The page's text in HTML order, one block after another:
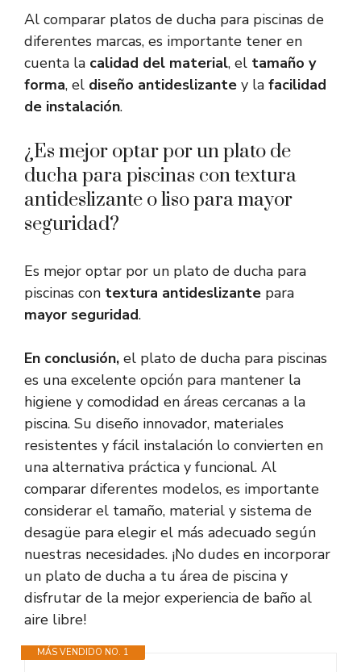
Al comparar platos de ducha para piscinas de
diferentes marcas, es importante tener en
cuenta la calidad del material, el tamaño y
forma, el diseño antideslizante y la facilidad
de instalación.
¿Es mejor optar por un plato de
ducha para piscinas con textura
antideslizante o liso para mayor
seguridad?
Es mejor optar por un plato de ducha para
piscinas con textura antideslizante para
mayor seguridad.
En conclusión, el plato de ducha para piscinas
es una excelente opción para mantener la
higiene y comodidad en áreas cercanas a la
piscina. Su diseño innovador, materiales
resistentes y fácil instalación lo convierten en
una alternativa práctica y funcional. Al
comparar diferentes modelos, es importante
considerar el tamaño, material y sistema de
desagüe para elegir el más adecuado según
nuestras necesidades. ¡No dudes en incorporar
un plato de ducha a tu área de piscina y
disfrutar de la mejor experiencia de baño al
aire libre!
MÁS VENDIDO NO. 1